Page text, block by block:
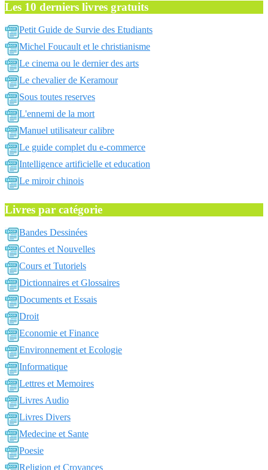
Les 10 derniers livres gratuits
Petit Guide de Survie des Etudiants
Michel Foucault et le christianisme
Le cinema ou le dernier des arts
Le chevalier de Keramour
Sous toutes reserves
L'ennemi de la mort
Manuel utilisateur calibre
Le guide complet du e-commerce
Intelligence artificielle et education
Le miroir chinois
Livres par catégorie
Bandes Dessinées
Contes et Nouvelles
Cours et Tutoriels
Dictionnaires et Glossaires
Documents et Essais
Droit
Economie et Finance
Environnement et Ecologie
Informatique
Lettres et Memoires
Livres Audio
Livres Divers
Medecine et Sante
Poesie
Religion et Croyances